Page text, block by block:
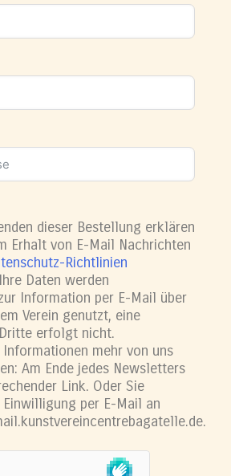
dieser Bestellung erklären
Erhalt von E-Mail Nachrichten
Richtlinien
Daten werden
Information per E-Mail über
Verein genutzt, eine
erfolgt nicht.
Informationen mehr von uns
Am Ende jedes Newsletters
Link. Oder Sie
per E-Mail an